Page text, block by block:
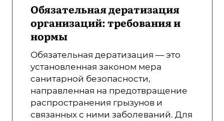
Обязательная дератизация
организаций: требования и
нормы
Обязательная дератизация — это
установленная законом мера
санитарной безопасности,
направленная на предотвращение
распространения грызунов и
связанных с ними заболеваний. Для